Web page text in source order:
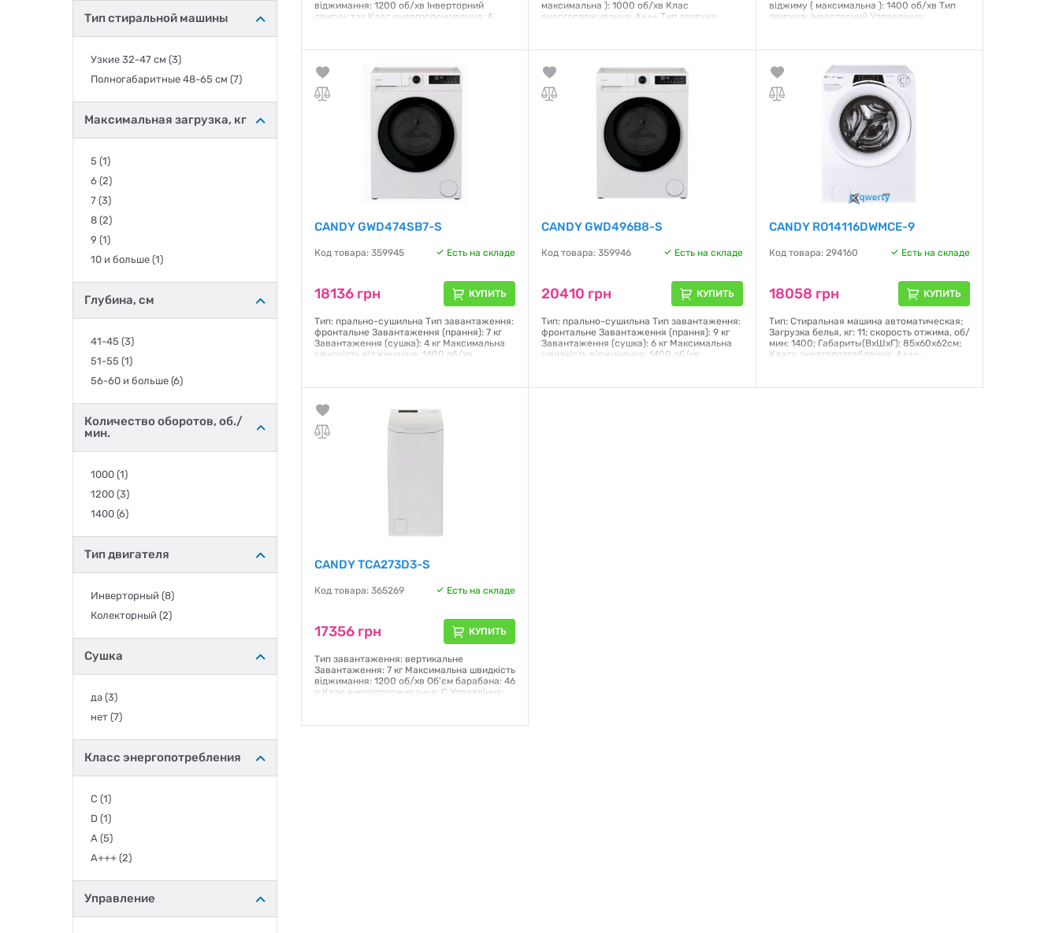
Liberton(+6)
Liberty(+1)
MiJia(+1)
PRIME TECHNICS(+2)
Samsung(+25)
Siemens(+4)
Smeg(+1)
Ventolux
Vestel
Whirlpool
Тип стиральной машины
Узкие 32-47 см (3)
Полногабаритные 48-65 см (7)
Максимальная загрузка, кг
5 (1)
6 (2)
7 (3)
8 (2)
9 (1)
10 и больше (1)
Глубина, см
41-45 (3)
51-55 (1)
56-60 и больше (6)
Количество оборотов, об./
мин.
1000 (1)
1200 (3)
1400 (6)
Тип двигателя
Инверторный (8)
Колекторный (2)
Сушка
да (3)
нет (7)
Класс энергопотребления
C (1)
D (1)
A (5)
A+++ (2)
Управление
віджимання: 1200 об/хв Інверторний
двигун: так Клас енергоспоживання: A
Motion розпізнає рух барабана та
Габарити (ВхШхГ): 85x59.5x43.9 см Колір:
12 месяцев
максимальна ): 1000 об/хв Клас
енергоспоживання: A+++ Тип двигуна:
Відкладенний старт /(3/6/9 год) Габарити
12 месяцев
віджиму ( максимальна ): 1400 об/хв Тип
двигуна: Інверторний Управління:
85x59.5x60.1 см Вага нетто 63 кг Колір:
12 месяцев
CANDY GWD474SB7-S
Код товара: 359945 Есть на складе
18136 грн КУПИТЬ
Тип: прально-сушильна Тип завантаження:
фронтальне Завантаження (прання): 7 кг
Завантаження (сушка): 4 кг Максимальна
швидкість віджимання: 1400 об/хв
Управління: механічне/електронне
Відкладений старт: Так (1-24 години)
Функція пари: Так Габарити (ВхШхГ):
85x59.5x51 см Колір: білий
CANDY GWD496B8-S
Код товара: 359946 Есть на складе
20410 грн КУПИТЬ
Тип: прально-сушильна Тип завантаження:
фронтальне Завантаження (прання): 9 кг
Завантаження (сушка): 6 кг Максимальна
швидкість віджимання: 1400 об/хв
механічне/електронне Дисплей: LED
CANDY RO14116DWMCE-9
Код товара: 294160 Есть на складе
18058 грн КУПИТЬ
Тип: Cтиральная машина автоматическая;
Загрузка белья, кг: 11; скорость отжима, об/
мин: 1400; Габариты(ВхШхГ): 85x60x62см;
Класс энергопотребления: А+++;
стирка паром; Уровень шума (отжим):80 дБ
CANDY TCA273D3-S
Код товара: 365269 Есть на складе
17356 грн КУПИТЬ
Тип завантаження: вертикальне
Завантаження: 7 кг Максимальна швидкість
віджимання: 1200 об/хв Об'єм барабана: 46
л Клас енергоспоживання: C Управління:
LED Тип двигуна: Колекторний Кількість